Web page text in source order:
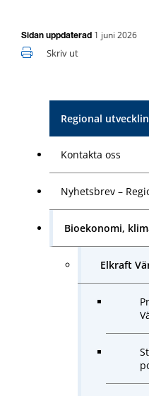
Regional
Kontakta oss
Nyhetsbrev –
Bioekonomi,
Elkraft
Sidan uppdaterad 1 juni 2026
Skriv ut